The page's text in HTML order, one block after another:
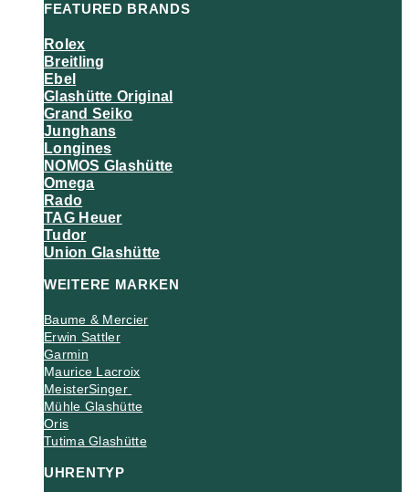
FEATURED BRANDS
Rolex
Breitling
Ebel
Glashütte Original
Grand Seiko
Junghans
Longines
NOMOS Glashütte
Omega
Rado
TAG Heuer
Tudor
Union Glashütte
WEITERE MARKEN
Baume & Mercier
Erwin Sattler
Garmin
Maurice Lacroix
MeisterSinger
Mühle Glashütte
Oris
Tutima Glashütte
UHRENTYP